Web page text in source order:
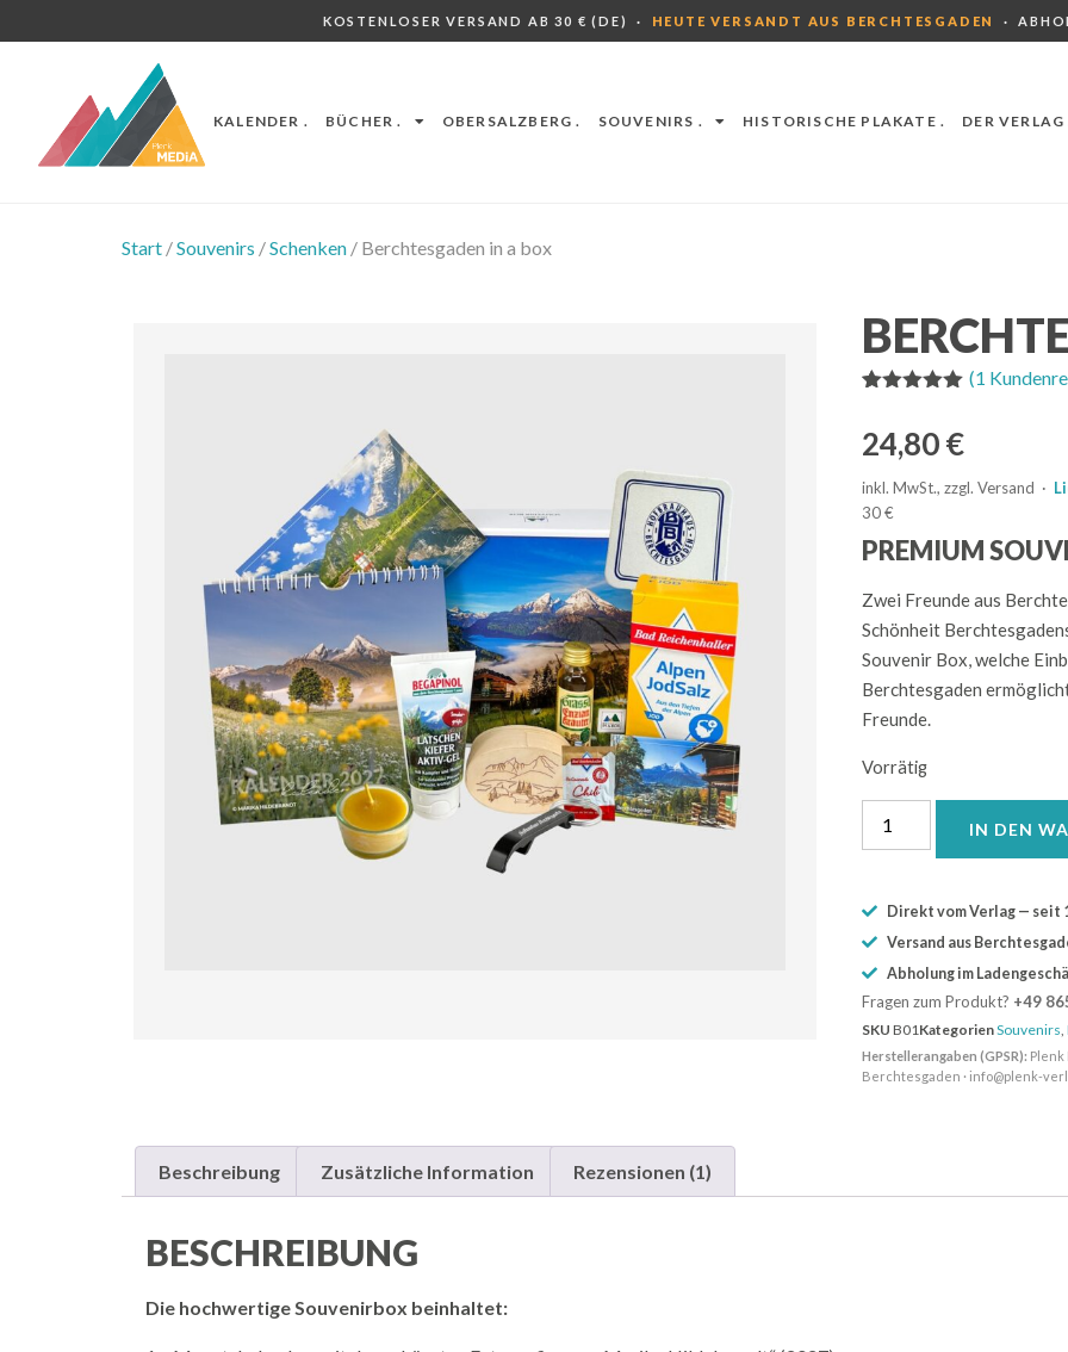
KOSTENLOSER VERSAND AB 30 € (DE) · HEUTE VERSANDT AUS BERCHTESGADEN ·
KALENDER . BÜCHER . OBERSALZBERG . SOUVENIRS . HISTORISCHE PLAKATE . DER VERLAG
Start /Souvenirs /Schenken / Berchtesgaden in a box
basierend
Kundenbewe
(1
24,80€
inkl. MwSt., zzgl. Versand ·
30 €
PREMIUM
Zwei Freunde aus
Schönheit
Souvenir Box, welche
Berchtesgaden
Freunde.
Vorrätig
IN DEN
Direkt vom Verlag — seit
Versand aus
Abholung im
Fragen zum Produkt? +49
SKU B01 KategorienSouvenirs
Herstellerangaben (GPSR): Plenk
Berchtesgaden · info@plenk-
Beschreibung Zusätzliche Information Rezensionen (1)
BESCHREIBUNG
Die hochwertige Souvenirbox beinhaltet: